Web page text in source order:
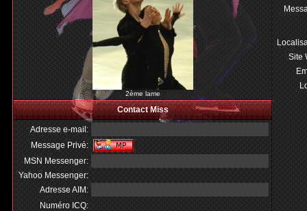
2ème lame
Site
Contact Miss
Adresse e-mail:
Message Privé:
MSN Messenger:
Yahoo Messenger:
Adresse AIM:
Numéro ICQ: